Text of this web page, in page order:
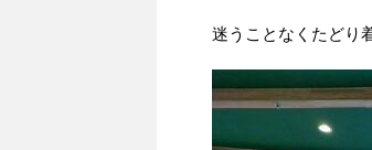
迷うことなくたどり